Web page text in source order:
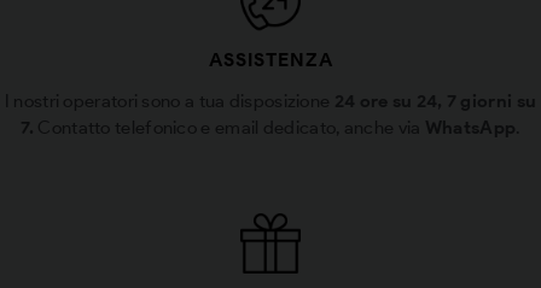
ASSISTENZA
I nostri operatori sono a tua disposizione 24 ore su 24, 7 giorni su
7. Contatto telefonico e email dedicato, anche via WhatsApp